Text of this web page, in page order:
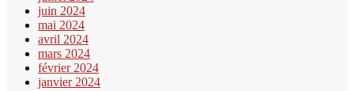
juin 2024
mai 2024
avril 2024
mars 2024
février 2024
janvier 2024